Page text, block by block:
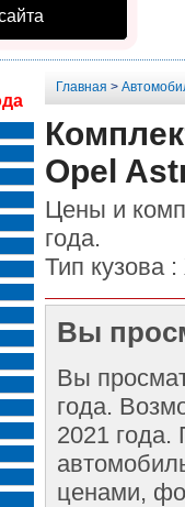
Главная >
Opel
Цены и
года.
Тип кузова :
Вы
Вы
года.
2021 года.
ценами,